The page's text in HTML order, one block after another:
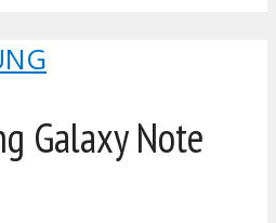
Galaxy Note